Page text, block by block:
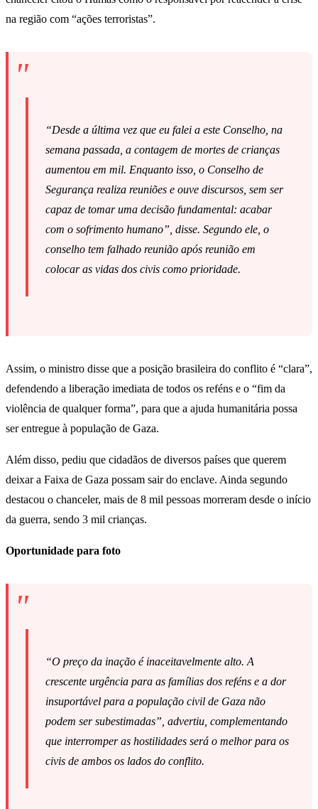
na região com “ações terroristas”.
“Desde a última vez que eu falei a este Conselho, na
semana passada, a contagem de mortes de crianças
aumentou em mil. Enquanto isso, o Conselho de
Segurança realiza reuniões e ouve discursos, sem ser
capaz de tomar uma decisão fundamental: acabar
com o sofrimento humano”, disse. Segundo ele, o
conselho tem falhado reunião após reunião em
colocar as vidas dos civis como prioridade.
Assim, o ministro disse que a posição brasileira do conflito é “clara”,
defendendo a liberação imediata de todos os reféns e o “fim da
violência de qualquer forma”, para que a ajuda humanitária possa
ser entregue à população de Gaza.
Além disso, pediu que cidadãos de diversos países que querem
deixar a Faixa de Gaza possam sair do enclave. Ainda segundo
destacou o chanceler, mais de 8 mil pessoas morreram desde o início
da guerra, sendo 3 mil crianças.
Oportunidade para foto
“O preço da inação é inaceitavelmente alto. A
crescente urgência para as famílias dos reféns e a dor
insuportável para a população civil de Gaza não
podem ser subestimadas”, advertiu, complementando
que interromper as hostilidades será o melhor para os
civis de ambos os lados do conflito.